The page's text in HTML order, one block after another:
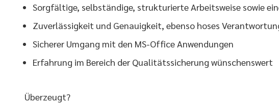
Sorgfältige, selbständige, strukturierte Arbeitsweise sowie
Zuverlässigkeit und Genauigkeit, ebenso hoses
Sicherer Umgang mit den MS-Office Anwendungen
Erfahrung im Bereich der Qualitätssicherung wünschenswert
Überzeugt?